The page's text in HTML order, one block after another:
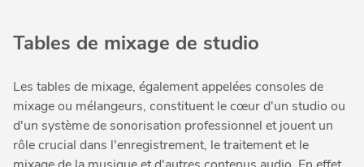
Tables de mixage de studio
Les tables de mixage, également appelées consoles de
mixage ou mélangeurs, constituent le cœur d'un studio ou
d'un système de sonorisation professionnel et jouent un
rôle crucial dans l'enregistrement, le traitement et le